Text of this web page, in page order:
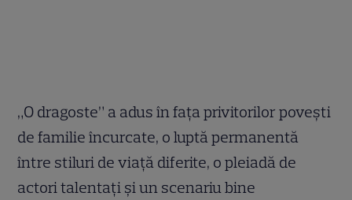
„O dragoste” a adus în fața privitorilor povești
de familie încurcate, o luptă permanentă
între stiluri de viață diferite, o pleiadă de
actori talentați și un scenariu bine